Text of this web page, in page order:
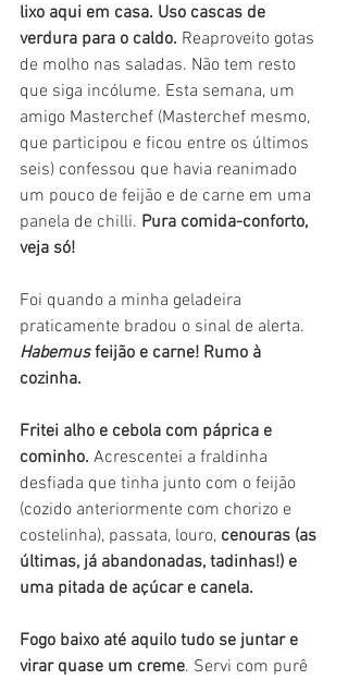
lixo aqui em casa. Uso cascas de
verdura para o caldo. Reaproveito gotas
de molho nas saladas. Não tem resto
que siga incólume. Esta semana, um
amigo Masterchef (Masterchef mesmo,
que participou e ficou entre os últimos
seis) confessou que havia reanimado
um pouco de feijão e de carne em uma
panela de chilli. Pura comida-conforto,
veja só!
Foi quando a minha geladeira
praticamente bradou o sinal de alerta.
Habemus feijão e carne! Rumo à
cozinha.
Fritei alho e cebola com páprica e
cominho. Acrescentei a fraldinha
desfiada que tinha junto com o feijão
(cozido anteriormente com chorizo e
costelinha), passata, louro, cenouras (as
últimas, já abandonadas, tadinhas!) e
uma pitada de açúcar e canela.
Fogo baixo até aquilo tudo se juntar e
virar quase um creme. Servi com purê